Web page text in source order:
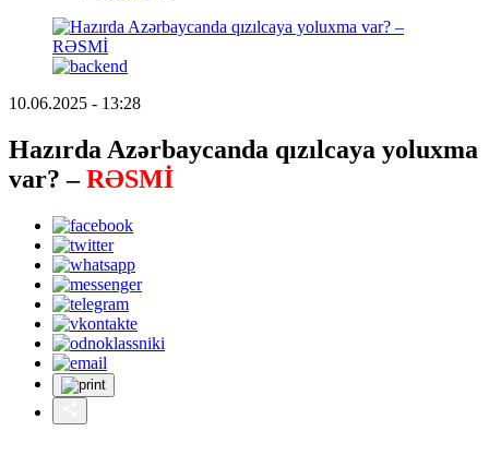
10.06.2025 - 13:28
Hazırda Azərbaycanda qızılcaya yoluxma
var? –RƏSMİ